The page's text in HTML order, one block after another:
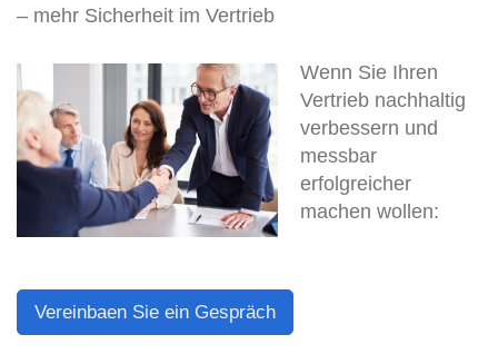
– mehr Sicherheit im Vertrieb
Wenn Sie Ihren
Vertrieb nachhaltig
verbessern und
messbar
erfolgreicher
machen wollen:
Vereinbaen Sie ein Gespräch